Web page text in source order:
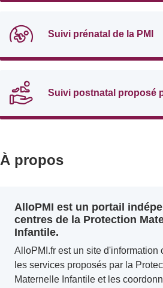
Suivi prénatal de la PMI
Suivi postnatal proposé
À propos
AlloPMI est un portail
centres de la Protection
Infantile.
AlloPMI.fr est un site d'information
les services proposés par la
Maternelle Infantile et les